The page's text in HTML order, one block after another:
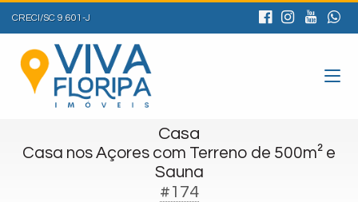
CRECI/SC 9.601-J
Casa
Casa nos Açores com Terreno de 500m² e
Sauna
#174